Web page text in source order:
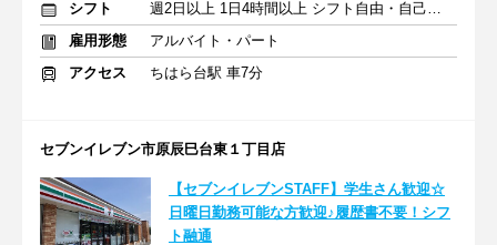
シフト
週2日以上 1日4時間以上 シフト自由・自己申告
雇用形態
アルバイト・パート
アクセス
ちはら台駅 車7分
セブンイレブン市原辰巳台東１丁目店
【セブンイレブンSTAFF】学生さん歓迎☆
日曜日勤務可能な方歓迎♪履歴書不要！シフ
ト融通